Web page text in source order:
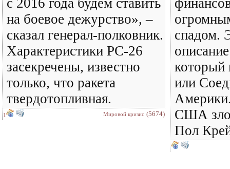
с 2016 года будем ставить
на боевое дежурство», –
сказал генерал-полковник.
Характеристики РС-26
засекречены, известно
только, что ракета
твердотопливная.
1 Мировой кризис (5674)
спадом.
который
или
США
Пол